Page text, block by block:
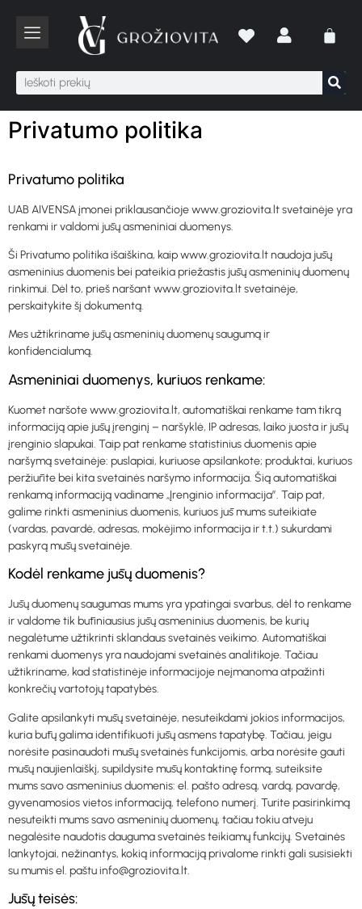
Privatumo politika
Privatumo politika
UAB AIVENSA įmonei priklausančioje www.groziovita.lt svetainėje yra
renkami ir valdomi jūsų asmeniniai duomenys.
Ši Privatumo politika išaiškina, kaip www.groziovita.lt naudoja jūsų
asmeninius duomenis bei pateikia priežastis jūsų asmeninių duomenų
rinkimui. Dėl to, prieš naršant www.groziovita.lt svetainėje,
perskaitykite šį dokumentą.
Mes užtikriname jūsų asmeninių duomenų saugumą ir
konfidencialumą.
Asmeniniai duomenys, kuriuos renkame:
Kuomet naršote www.groziovita.lt, automatiškai renkame tam tikrą
informaciją apie jūsų įrenginį – naršyklė, IP adresas, laiko juosta ir jūsų
įrenginio slapukai. Taip pat renkame statistinius duomenis apie
naršymą svetainėje: puslapiai, kuriuose apsilankote; produktai, kuriuos
peržiūrite bei kita svetainės naršymo informacija. Šią automatiškai
renkamą informaciją vadiname „Įrenginio informacija”. Taip pat,
galime rinkti asmeninius duomenis, kuriuos jūs mums suteikiate
(vardas, pavardė, adresas, mokėjimo informacija ir t.t.) sukurdami
paskyrą mūsų svetainėje.
Kodėl renkame jūsų duomenis?
Jūsų duomenų saugumas mums yra ypatingai svarbus, dėl to renkame
ir valdome tik būtiniausius jūsų asmeninius duomenis, be kurių
negalėtume užtikrinti sklandaus svetainės veikimo. Automatiškai
renkami duomenys yra naudojami svetainės analitikoje. Tačiau
užtikriname, kad statistinėje informacijoje neįmanoma atpažinti
konkrečių vartotojų tapatybės.
Galite apsilankyti mūsų svetainėje, nesuteikdami jokios informacijos,
kuria būtų galima identifikuoti jūsų asmens tapatybę. Tačiau, jeigu
norėsite pasinaudoti mūsų svetainės funkcijomis, arba norėsite gauti
mūsų naujienlaiškį, supildysite mūsų kontaktinę formą, suteiksite
mums savo asmeninius duomenis: el. pašto adresą, vardą, pavardę,
gyvenamosios vietos informaciją, telefono numerį. Turite pasirinkimą
nesuteikti mums savo asmeninių duomenų, tačiau tokiu atveju
negalėsite naudotis dauguma svetainės teikiamų funkcijų. Svetainės
lankytojai, nežinantys, kokią informaciją privalome rinkti gali susisiekti
su mumis el. paštu info@groziovita.lt.
Jūsų teisės: